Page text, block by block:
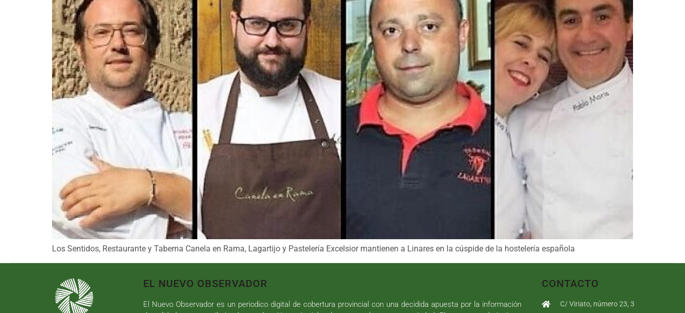
Los Sentidos, Restaurante y Taberna Canela en Rama, Lagartijo y Pastelería Excelsior mantienen a Linares en la cúspide de la hostelería española
EL NUEVO OBSERVADOR
El Nuevo Observador es un periodico digital de cobertura provincial con una decidida apuesta por la información
CONTACTO
C/ Viriato, número 23, 3